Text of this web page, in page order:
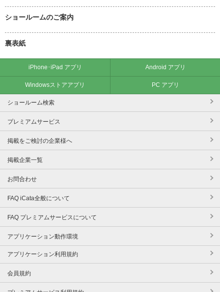
ショールームのご案内
裏表紙
iPhone･iPad アプリ Android アプリ
Windowsストアアプリ PC アプリ
ショールーム検索
プレミアムサービス
掲載をご検討の企業様へ
掲載企業一覧
お問合わせ
FAQ iCata全般について
FAQ プレミアムサービスについて
アプリケーション動作環境
アプリケーション利用規約
会員規約